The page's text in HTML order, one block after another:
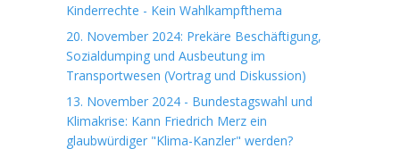
Kinderrechte - Kein Wahlkampfthema
20. November 2024: Prekäre Beschäftigung,
Sozialdumping und Ausbeutung im
Transportwesen (Vortrag und Diskussion)
13. November 2024 - Bundestagswahl und
Klimakrise: Kann Friedrich Merz ein
glaubwürdiger "Klima-Kanzler" werden?